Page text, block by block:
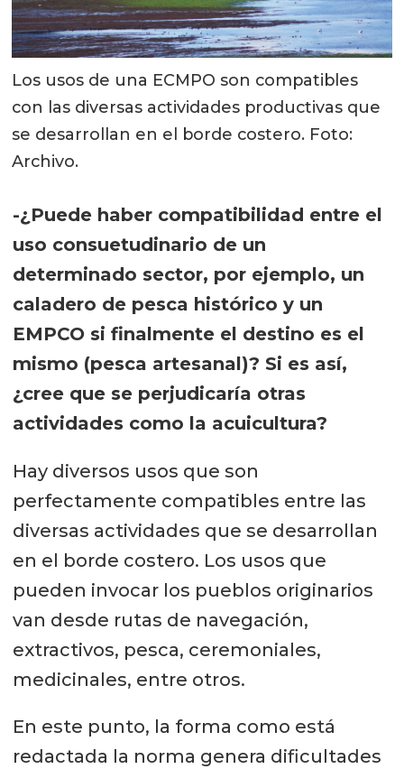
Los usos de una ECMPO son compatibles
con las diversas actividades productivas que
se desarrollan en el borde costero. Foto:
Archivo.
-¿Puede haber compatibilidad entre el
uso consuetudinario de un
determinado sector, por ejemplo, un
caladero de pesca histórico y un
EMPCO si finalmente el destino es el
mismo (pesca artesanal)? Si es así,
¿cree que se perjudicaría otras
actividades como la acuicultura?
Hay diversos usos que son
perfectamente compatibles entre las
diversas actividades que se desarrollan
en el borde costero. Los usos que
pueden invocar los pueblos originarios
van desde rutas de navegación,
extractivos, pesca, ceremoniales,
medicinales, entre otros.
En este punto, la forma como está
redactada la norma genera dificultades